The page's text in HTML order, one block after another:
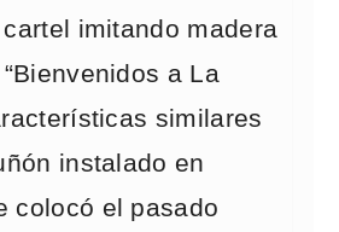
imitando madera
a La
similares
instalado en
colocó el pasado